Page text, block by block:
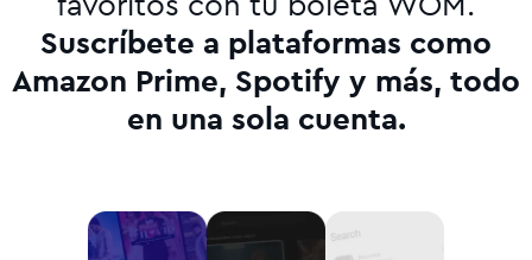
Suscríbete a plataformas como
Amazon Prime, Spotify y más, todo
en una sola cuenta.